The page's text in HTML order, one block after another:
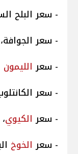
- سعر البلح السيوي من
- سعر الجوافة، يتراوح
- سعر الليمون
- سعر الكانتلوب،
- سعر الكيوي،
- سعر الخوخ